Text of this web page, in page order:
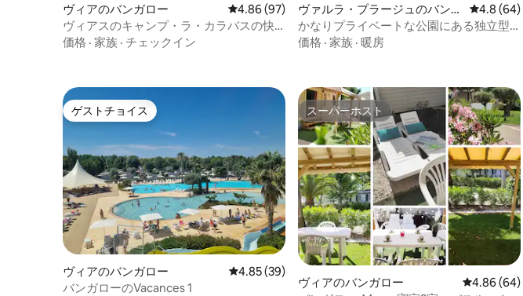
ヴィアのバンガロー レビュー97件、5つ星中4.86つ星の平均評価
4.86 (97)
ヴィアスのキャンプ・ラ・カラバスの快
適なトレーラーハウス
価格 · 家族 · チェックイン
ヴァルラ・プラージュのバンガ
ロー
レビュー
4.8 (64)
かなりプライベートな公園にある独立型
モバイル住宅
価格 · 家族 · 暖房
ゲストチョイス
ゲストチョイス
ヴィアのバンガロー レビュー39件、5つ星中4.85つ星の平均評価
4.85 (39)
バンガローのVacances 1
スーパーホスト
スーパーホスト
ヴィアのバンガロー レビュー
4.86 (64)